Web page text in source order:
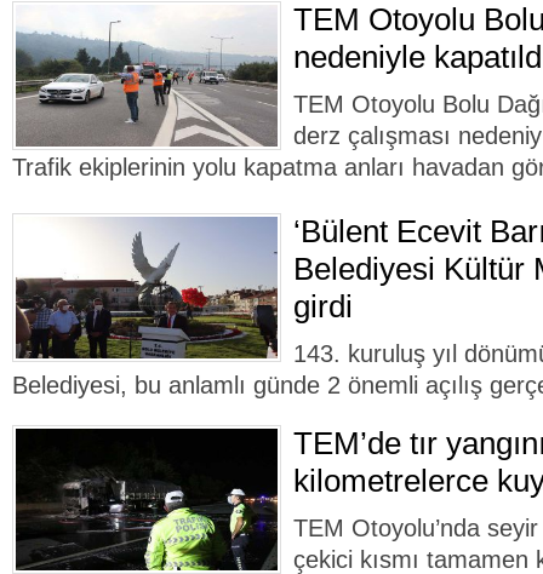
TEM Otoyolu
nedeniyle
TEM Otoyolu Bolu
derz çalışması
Trafik ekiplerinin yolu kapatma anları havadan
‘Bülent Ecevit
Belediyesi Kültür
girdi
143. kuruluş yıl
Belediyesi, bu anlamlı günde 2 önemli açılış
TEM’de tır
kilometrelerce
TEM Otoyolu’nda
çekici kısmı tamamen